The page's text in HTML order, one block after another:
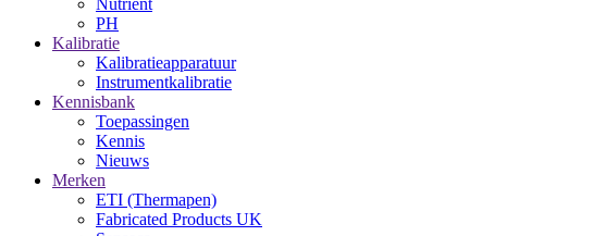
Nutrient
PH
Kalibratie
Kalibratieapparatuur
Instrumentkalibratie
Kennisbank
Toepassingen
Kennis
Nieuws
Merken
ETI (Thermapen)
Fabricated Products UK